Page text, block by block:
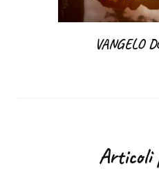
VANGELO
Articoli